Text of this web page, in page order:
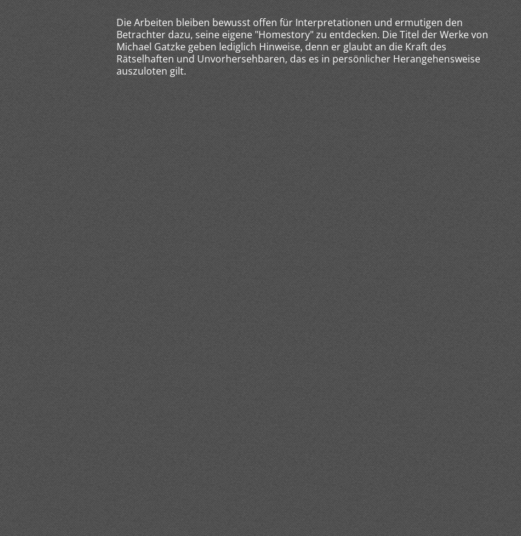
Die Arbeiten bleiben bewusst offen für Interpretationen und ermutigen den
Betrachter dazu, seine eigene "Homestory" zu entdecken. Die Titel der Werke von
Michael Gatzke geben lediglich Hinweise, denn er glaubt an die Kraft des
Rätselhaften und Unvorhersehbaren, das es in persönlicher Herangehensweise
auszuloten gilt.